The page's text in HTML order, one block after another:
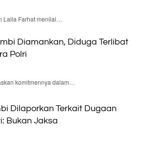
Laila Farhat menilai…
Diamankan, Diduga Terlibat
Polri
komitmennya dalam…
Dilaporkan Terkait Dugaan
Bukan Jaksa